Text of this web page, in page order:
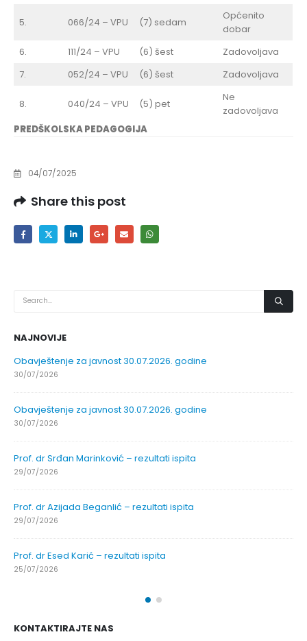
5. 066/24 – VPU (7) sedam
Općenito
dobar
6.
111/24 – VPU (6) šest
Zadovoljava
7.
052/24 – VPU (6) šest Zadovoljava
8. 040/24 – VPU (5) pet
Ne
zadovoljava
PREDŠKOLSKA PEDAGOGIJA
04/07/2025
Share this post
NAJNOVIJE
Obavještenje za javnost 30.07.2026. godine
30/07/2026
Obavještenje za javnost 30.07.2026. godine
30/07/2026
Prof. dr Srđan Marinković – rezultati ispita
29/07/2026
Prof. dr Azijada Beganlić – rezultati ispita
29/07/2026
Prof. dr Esed Karić – rezultati ispita
25/07/2026
KONTAKTIRAJTE NAS